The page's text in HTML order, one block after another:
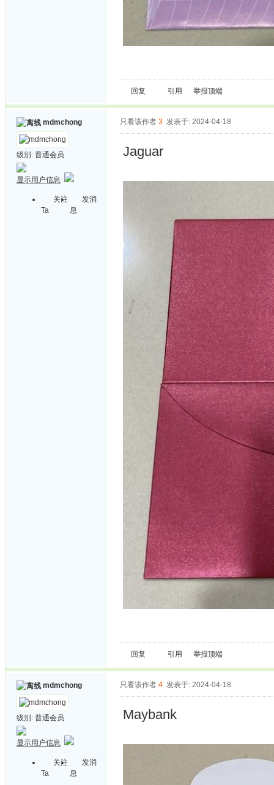
回复 引用 举报顶端
mdmchong
级别: 普通会员
显示用户信息
关注
Ta
发消
息
只看该作者 3 发表于: 2024-04-18
Jaguar
回复 引用 举报顶端
mdmchong
级别: 普通会员
显示用户信息
关注
Ta
发消
息
只看该作者 4 发表于: 2024-04-18
Maybank